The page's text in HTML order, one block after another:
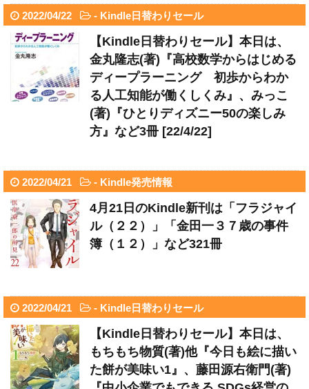
2022/04/22 - Kindle日替わりセール
【Kindle日替わりセール】本日は、
金丸隆志(著)『高校数学からはじめる
ディープラーニング 初歩からわか
る人工知能が働くしくみ』、みっこ
(著)『ひとりディズニー50の楽しみ
方』など3冊 [22/4/22]
2022/04/21 - Kindle発売情報
4月21日のKindle新刊は「フラジャイ
ル（２２）」「金田一３７歳の事件
簿（１２）」など321冊
2022/04/21 - Kindle日替わりセール
【Kindle日替わりセール】本日は、
もちもち物質(著)他『今日も絵に描い
た餅が美味い1』、藤田源右衛門(著)